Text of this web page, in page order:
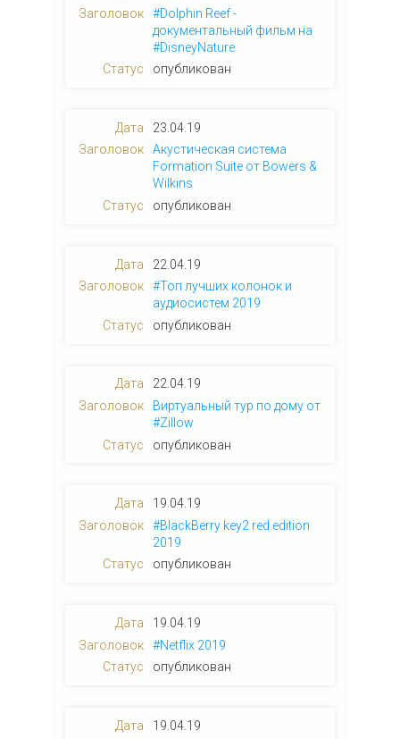
#Dolphin Reef -
документальный фильм на
#DisneyNature
опубликован
23.04.19
Акустическая система
Formation Suite от Bowers &
Wilkins
опубликован
22.04.19
#Топ лучших колонок и
аудиосистем 2019
опубликован
22.04.19
Виртуальный тур по дому от
#Zillow
опубликован
19.04.19
#BlackBerry key2 red edition
2019
опубликован
19.04.19
#Netflix 2019
опубликован
19.04.19